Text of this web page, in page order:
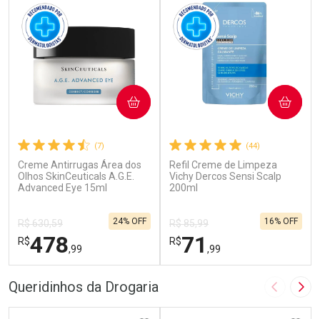
(7)
Creme Antirrugas Área dos
Olhos SkinCeuticals A.G.E.
Advanced Eye 15ml
R$ 630,59
R$478,99
24% OFF
COMPRAR
(44)
Refil Creme de Limpeza
Vichy Dercos Sensi Scalp
200ml
R$ 85,99
R$71 ,99
16% OFF
COMPRAR
Queridinhos da Drogaria Imagem